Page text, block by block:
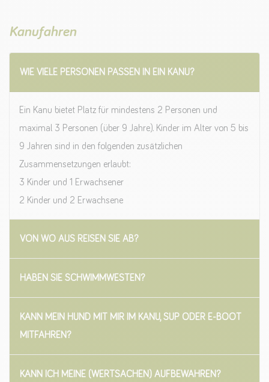
Kanufahren
WIE VIELE PERSONEN PASSEN IN EIN KANU?
Ein Kanu bietet Platz für mindestens 2 Personen und
maximal 3 Personen (über 9 Jahre). Kinder im Alter von 5 bis
9 Jahren sind in den folgenden zusätzlichen
Zusammensetzungen erlaubt:
3 Kinder und 1 Erwachsener
2 Kinder und 2 Erwachsene
VON WO AUS REISEN SIE AB?
HABEN SIE SCHWIMMWESTEN?
KANN MEIN HUND MIT MIR IM KANU, SUP ODER E-BOOT
MITFAHREN?
KANN ICH MEINE (WERTSACHEN) AUFBEWAHREN?